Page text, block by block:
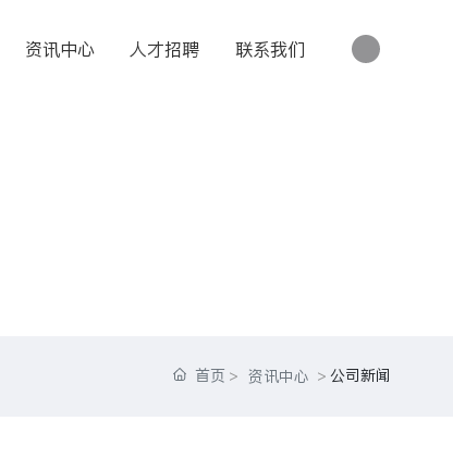
资讯中心 人才招聘 联系我们
首页 资讯中心 公司新闻